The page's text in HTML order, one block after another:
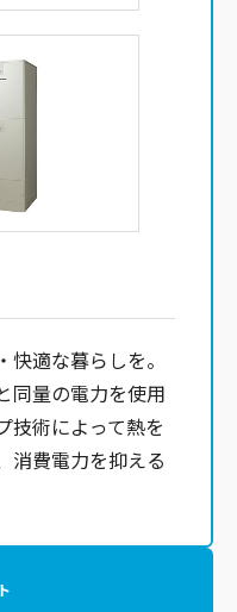
適な暮らしを。
同量の電力を使用
技術によって熱を
消費電力を抑える